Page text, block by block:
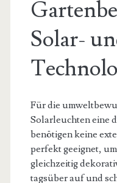
Solar-
Für die
Solarleuchten eine
benötigen keine
perfekt geeignet,
gleichzeitig
tagsüber auf und